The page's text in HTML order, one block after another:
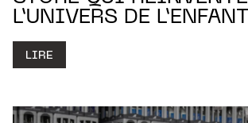
L’UNIVERS DE L’ENFANT
LIRE